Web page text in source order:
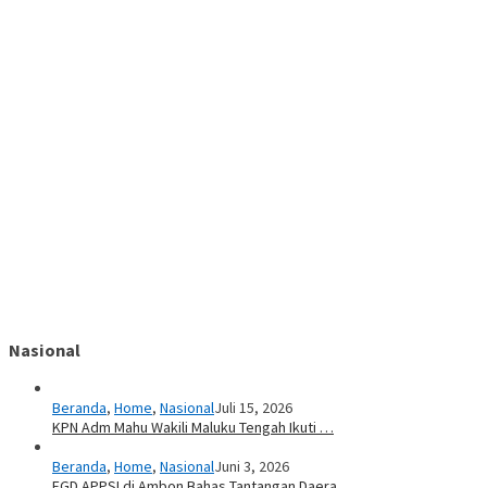
Nasional
Beranda, Home, NasionalJuli 15, 2026
KPN Adm Mahu Wakili Maluku Tengah Ikuti …
Beranda, Home, NasionalJuni 3, 2026